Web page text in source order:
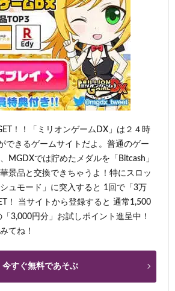
！！「ミリオンゲームDX」は２４時
できるゲームサイトだよ。普通のゲー
MGDXでは貯めたメダルを「Bitcash」
景品と交換できちゃうよ！特にスロッ
ュモード」に突入すると 1回で「3万
！ 当サイトから登録すると 通常1,500
3,000円分」お試しポイント進呈中！
てね！
今すぐ無料であそぶ